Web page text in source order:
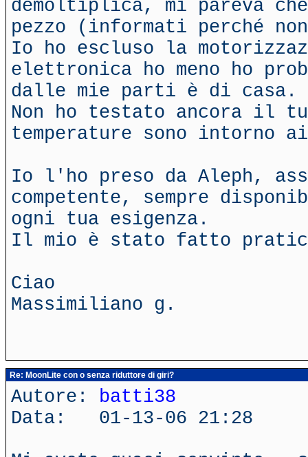
demoltiplica, mi pareva
pezzo (informati perché
Io ho escluso la
elettronica ho meno ho
dalle mie parti è di casa.
Non ho testato ancora il
temperature sono intorno
Io l'ho preso da Aleph,
competente, sempre
ogni tua esigenza.
Il mio è stato fatto
Ciao
Massimiliano g.
Re: MoonLite con o senza riduttore di giri?
Autore: batti38
Data: 01-13-06 21:28